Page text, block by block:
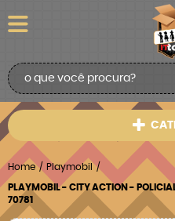
Home Playmobil
PLAYMOBIL - CITY ACTION -
70781